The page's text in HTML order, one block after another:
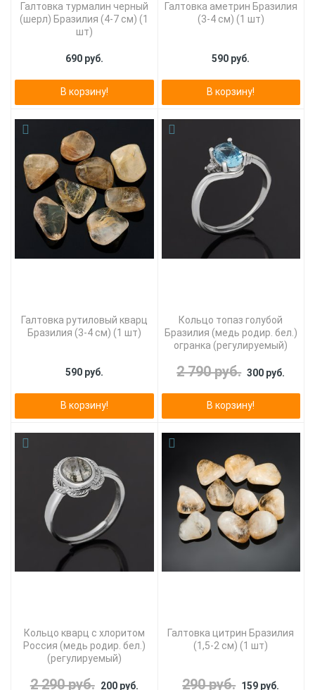
Галтовка турмалин черный
(шерл) Бразилия (4-7 см) (1
шт)
690 руб.
В корзину!
Галтовка аметрин Бразилия
(3-4 см) (1 шт)
590 руб.
В корзину!
Галтовка рутиловый кварц
Бразилия (3-4 см) (1 шт)
590 руб.
В корзину!
Кольцо топаз голубой
Бразилия (медь родир. бел.)
огранка (регулируемый)
2 790 руб. 300 руб.
В корзину!
Кольцо кварц с хлоритом
Россия (медь родир. бел.)
(регулируемый)
2 290 руб. 200 руб.
Галтовка цитрин Бразилия
(1,5-2 см) (1 шт)
290 руб. 159 руб.